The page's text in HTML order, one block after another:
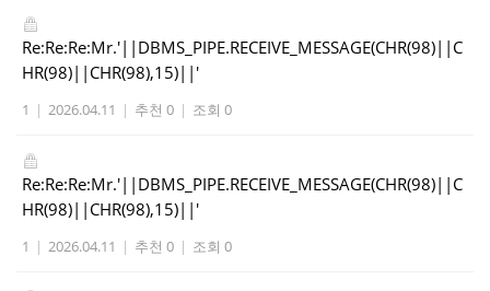
Re:Re:Re:Mr.'||DBMS_PIPE.RECEIVE_MESSAGE(CHR(98)||C
HR(98)||CHR(98),15)||'
1 | 2026.04.11 | 추천 0 | 조회 0
Re:Re:Re:Mr.'||DBMS_PIPE.RECEIVE_MESSAGE(CHR(98)||C
HR(98)||CHR(98),15)||'
1 | 2026.04.11 | 추천 0 | 조회 0